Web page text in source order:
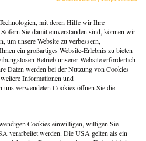
Gebucht
im KI-
5
im Fakten-
Zeit für ein
mit deren Hilfe wir Ihre
Sie damit einverstanden sind, können wir
um unsere Website zu verbessern,
ein großartiges Website-Erlebnis zu bieten
Betrieb unserer Website erforderlich
Daten werden bei der Nutzung von Cookies
Informationen und
verwendeten Cookies öffnen Sie die
Cookies einwilligen, willigen Sie
verarbeitet werden. Die USA gelten als ein